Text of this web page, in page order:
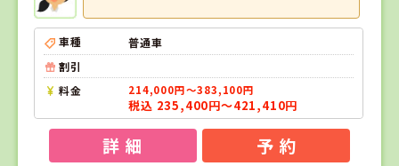
車種
普通車
割引
料金
214,000円～383,100円
税込 235,400円～421,410円
詳 細 予 約